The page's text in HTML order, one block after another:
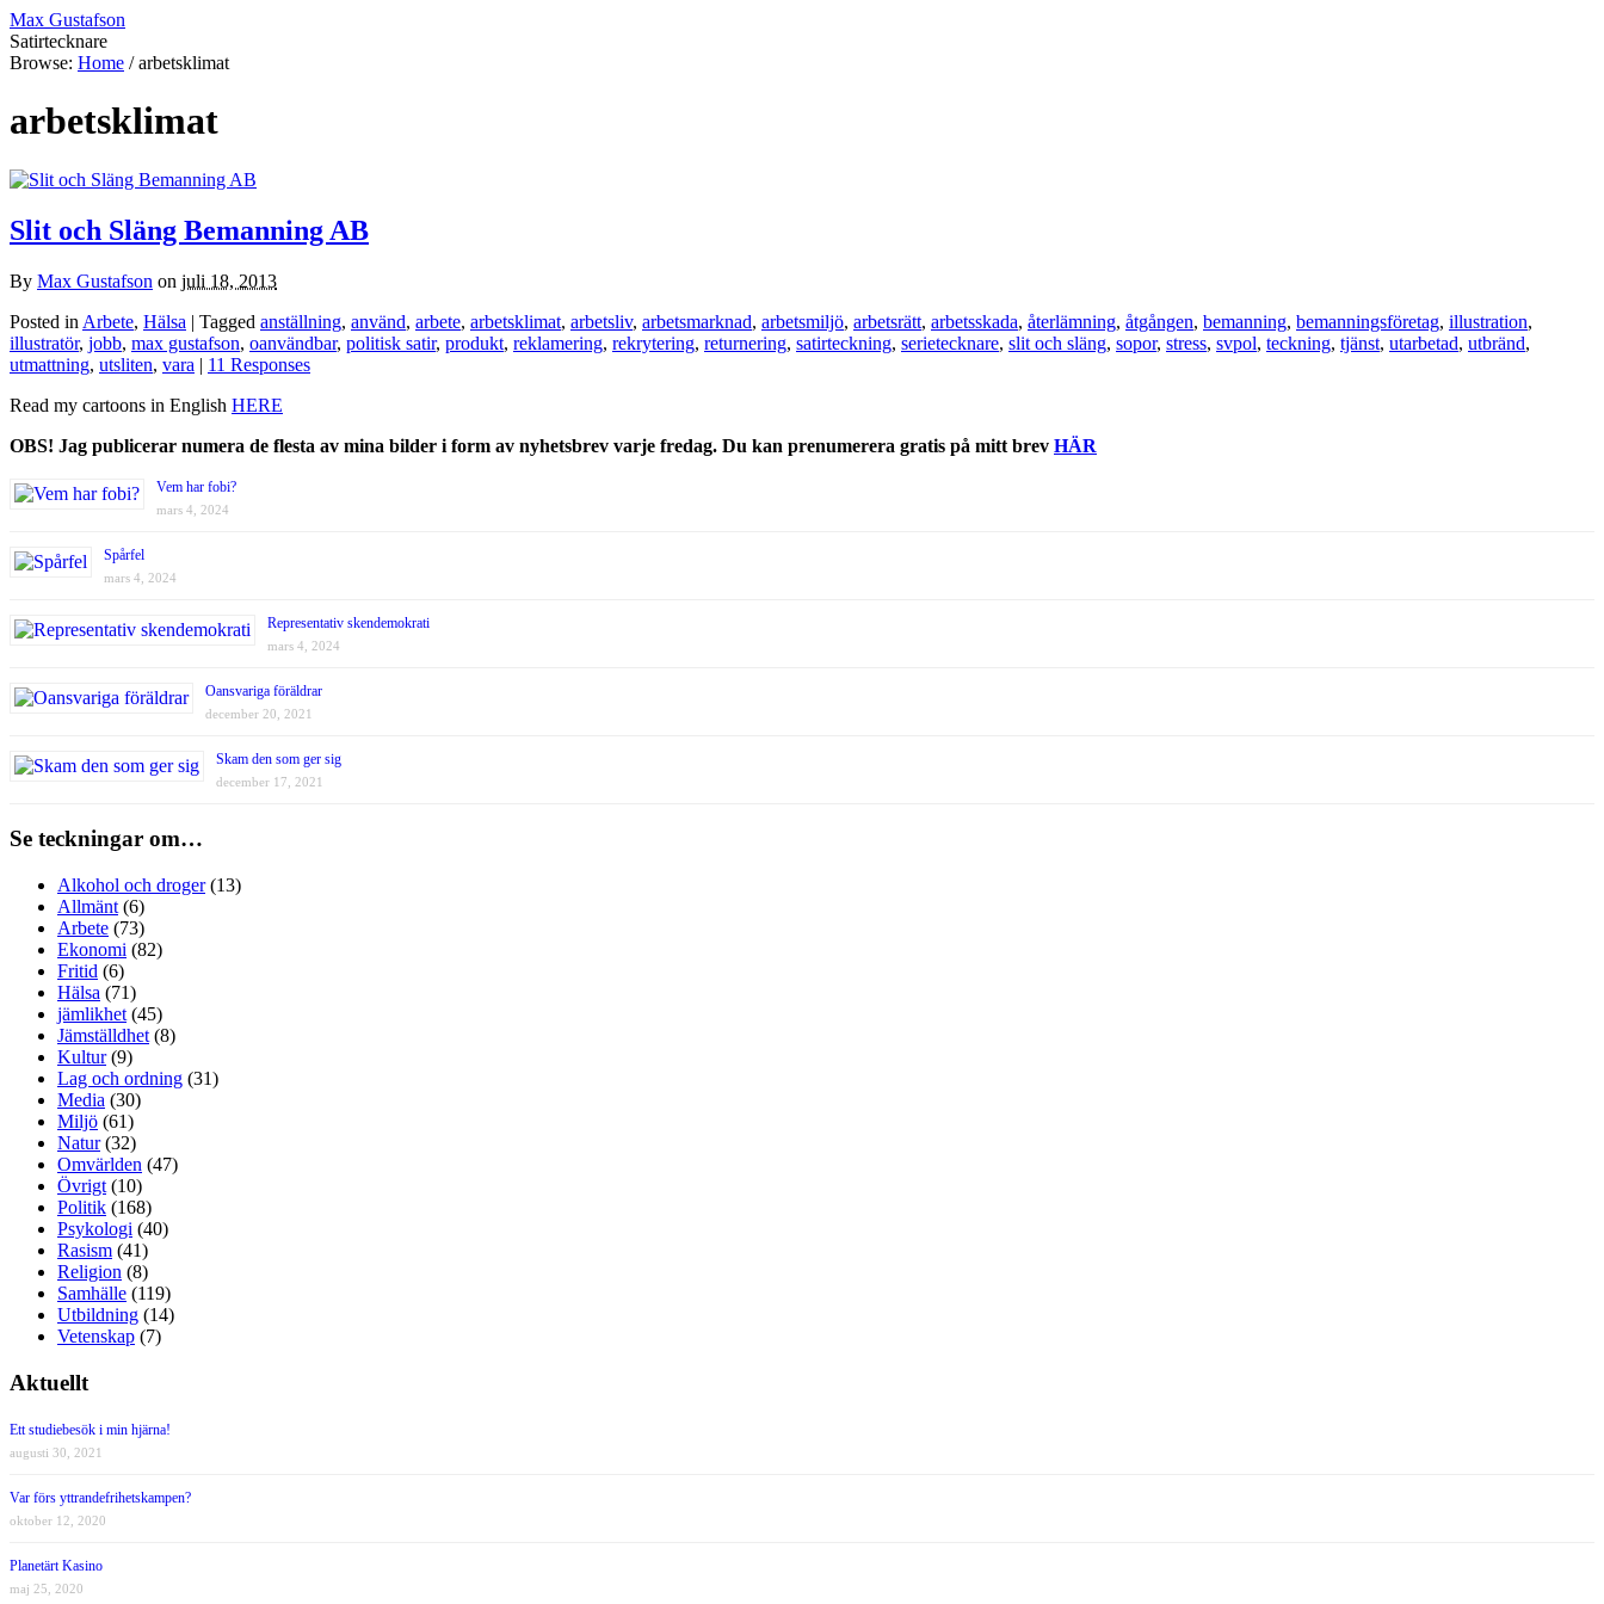
Max Gustafson
Satirtecknare
Browse: Home / arbetsklimat
arbetsklimat
Slit och Släng Bemanning AB
By Max Gustafson on juli 18, 2013
Posted in Arbete, Hälsa | Tagged anställning, använd, arbete, arbetsklimat, arbetsliv, arbetsmarknad, arbetsmiljö, arbetsrätt, arbetsskada, återlämning, åtgången, bemanning, bemanningsföretag, illustration,
illustratör, jobb, max gustafson, oanvändbar, politisk satir, produkt, reklamering, rekrytering, returnering, satirteckning, serietecknare, slit och släng, sopor, stress, svpol, teckning, tjänst, utarbetad, utbränd,
utmattning, utsliten, vara | 11 Responses
Read my cartoons in English HERE
OBS! Jag publicerar numera de flesta av mina bilder i form av nyhetsbrev varje fredag. Du kan prenumerera gratis på mitt brev HÄR
Vem har fobi?
mars 4, 2024
Spårfel
mars 4, 2024
Representativ skendemokrati
mars 4, 2024
Oansvariga föräldrar
december 20, 2021
Skam den som ger sig
december 17, 2021
Se teckningar om…
Alkohol och droger(13)
Allmänt (6)
Arbete (73)
Ekonomi (82)
Fritid (6)
Hälsa (71)
jämlikhet (45)
Jämställdhet (8)
Kultur(9)
Lag och ordning (31)
Media (30)
Miljö (61)
Natur(32)
Omvärlden (47)
Övrigt (10)
Politik (168)
Psykologi (40)
Rasism (41)
Religion (8)
Samhälle (119)
Utbildning (14)
Vetenskap (7)
Aktuellt
Ett studiebesök i min hjärna!
augusti 30, 2021
Var förs yttrandefrihetskampen?
oktober 12, 2020
Planetärt Kasino
maj 25, 2020